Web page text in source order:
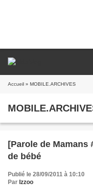
Accueil » MOBILE.ARCHIVES
[Parole de
de bébé
Publié le 28/09/2011 à 10:10
Par Izzoo